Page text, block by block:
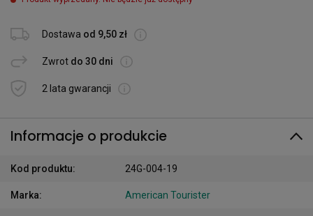
Dostawa od 9,50 zł
Zwrot do 30 dni
2 lata gwarancji
Informacje o produkcie
Kod produktu: 24G-004-19
Marka: American Tourister